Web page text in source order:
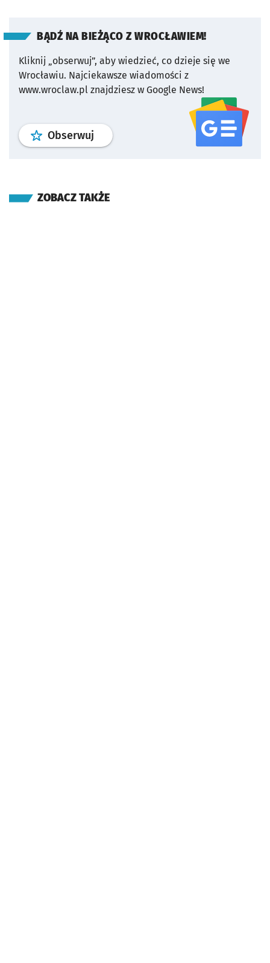
BĄDŹ NA BIEŻĄCO Z WROCŁAWIEM!
Kliknij „obserwuj”, aby wiedzieć, co dzieje się we
Wrocławiu. Najciekawsze wiadomości z
www.wroclaw.pl znajdziesz w Google News!
Obserwuj profil serwisu
ZOBACZ TAKŻE